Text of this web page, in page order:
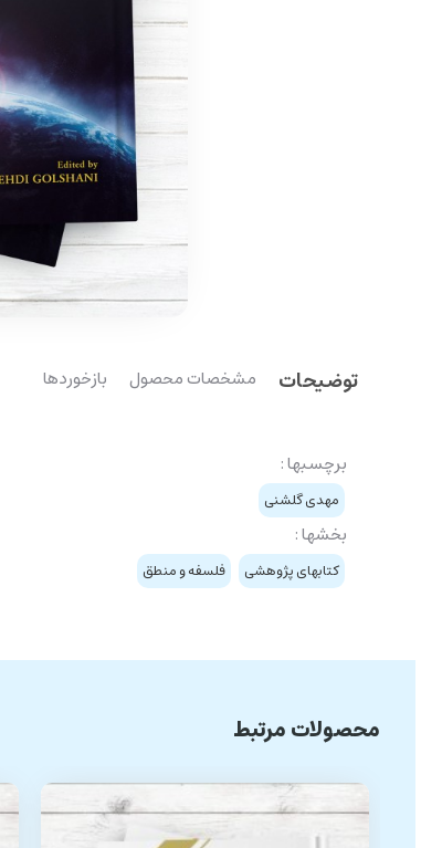
توضیحات مشخصات محصول بازخوردها
برچسبها :
مهدی گلشنی
بخشها :
کتابهای پژوهشی فلسفه و منطق
محصولات مرتبط